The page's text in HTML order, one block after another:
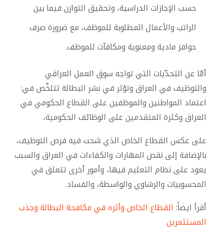
حسب الإجازات الدراسية، وتحقيق التوازن فيما بين
الراتب والأعمال المطلوبة للموظف، مع ضرورة صرف
حوافز مادية ومعنوية ومكافآت للموظف.
أمّا عن التحدّيات التي تواجه سوق العمل العراقي
والتوظيف في العراق وتؤثر في نشر البطالة تتلخّص في:
اعتماد المواطنين والموظفين على القطاع الحكومي في
العراق وكثرة المتقدمين على الوظائف الحكومية،
على عكس القطاع الخاص الذي شحت فيه فرص التوظيف،
بالإضافة إلى نقص المهارات والكفاءات في العراق والسبب
يعود على نظام التعليم فيها، وأمور أخرى تتعلق في
المحسوبيات والرشاوي والواسطة، والفساد.
أقرأ ايضاً:القطاع الخاص وأثره في مكافحة البطالة وجذب
المستثمرين